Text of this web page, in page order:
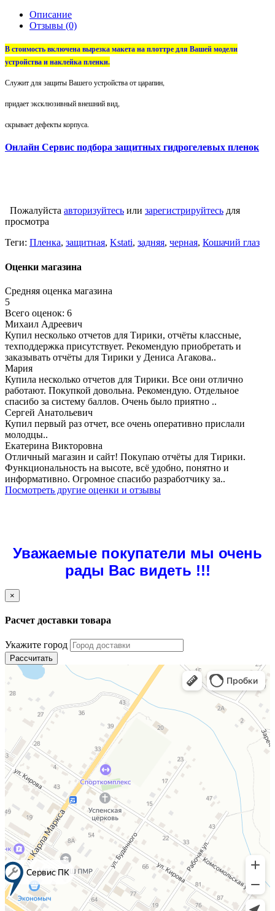
Описание
Отзывы (0)
В стоимость включена вырезка макета на плоттре для Вашей модели
устройства и наклейка пленки.
Служит для защиты Вашего устройства от царапин,
придает эксклюзивный внешний вид,
скрывает дефекты корпуса.
Онлайн Сервис подбора защитных гидрогелевых пленок
Пожалуйста авторизуйтесь или зарегистрируйтесь для
просмотра
Теги: Пленка, защитная, Kstati, задняя, черная, Кошачий глаз
Оценки магазина
Средняя оценка магазина
5
Всего оценок: 6
Михаил Адреевич
Купил несколько отчетов для Тирики, отчёты классные,
техподдержка присутствует. Рекомендую приобретать и
заказывать отчёты для Тирики у Дениса Агакова..
Мария
Купила несколько отчетов для Тирики. Все они отлично
работают. Покупкой довольна. Рекомендую. Отдельное
спасибо за систему баллов. Очень было приятно ..
Сергей Анатольевич
Купил первый раз отчет, все очень оперативно прислали
молодцы..
Екатерина Викторовна
Отличный магазин и сайт! Покупаю отчёты для Тирики.
Функциональность на высоте, всё удобно, понятно и
информативно. Огромное спасибо разработчику за..
Посмотреть другие оценки и отзывы
Уважаемые покупатели мы очень
рады Вас видеть !!!
×
Расчет доставки товара
Укажите город
Рассчитать